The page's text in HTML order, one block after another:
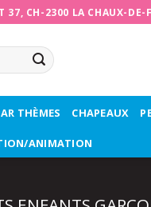
37, CH-2300 LA CHAUX-DE-
THÈMES CHAPEAUX
ANIMATION